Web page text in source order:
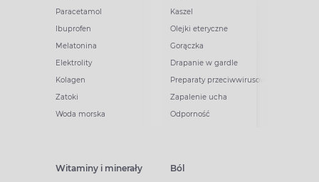
Paracetamol
Ibuprofen
Melatonina
Elektrolity
Kolagen
Zatoki
Woda morska
Kaszel
Olejki eteryczne
Gorączka
Drapanie w gardle
Preparaty przeciwwirusowe
Zapalenie ucha
Odporność
Witaminy i minerały Ból